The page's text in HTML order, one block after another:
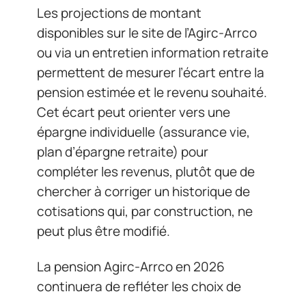
Les projections de montant
disponibles sur le site de l’Agirc-Arrco
ou via un entretien information retraite
permettent de mesurer l’écart entre la
pension estimée et le revenu souhaité.
Cet écart peut orienter vers une
épargne individuelle (assurance vie,
plan d’épargne retraite) pour
compléter les revenus, plutôt que de
chercher à corriger un historique de
cotisations qui, par construction, ne
peut plus être modifié.
La pension Agirc-Arrco en 2026
continuera de refléter les choix de